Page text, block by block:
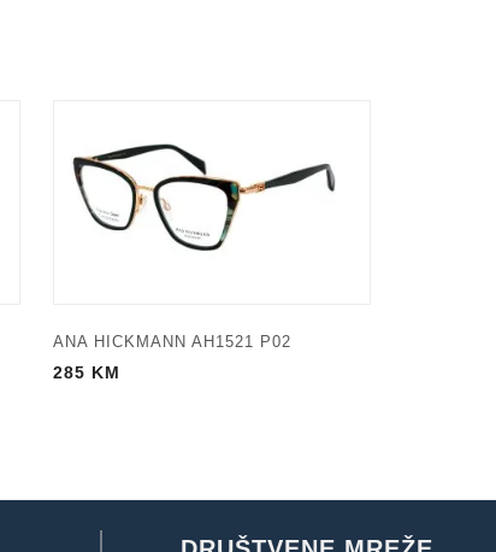
ANA HICKMANN AH1521 P02
285 KM